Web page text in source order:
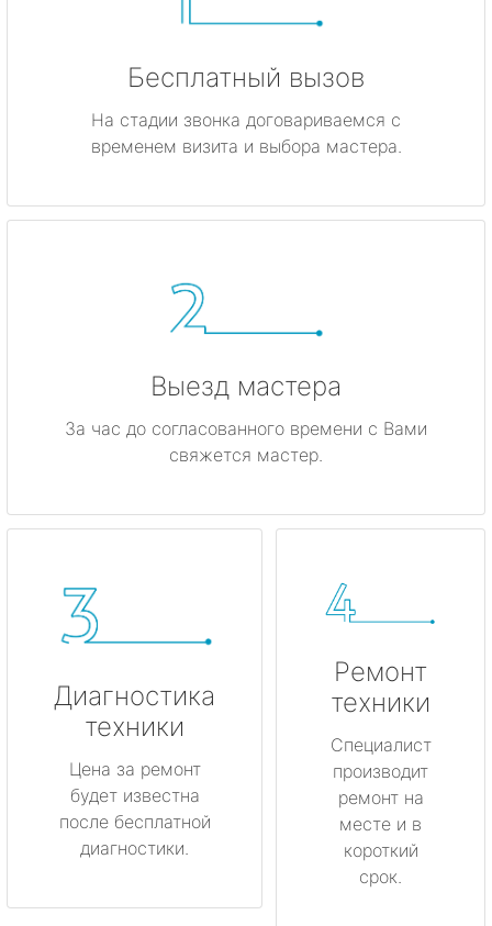
Бесплатный вызов
На стадии звонка договариваемся с
временем визита и выбора мастера.
Выезд мастера
За час до согласованного времени с Вами
свяжется мастер.
Диагностика
техники
Цена за ремонт
будет известна
после бесплатной
диагностики.
Ремонт
техники
Специалист
производит
ремонт на
месте и в
короткий
срок.